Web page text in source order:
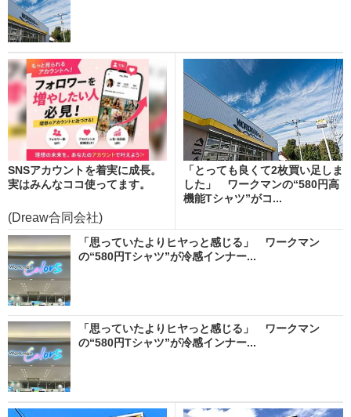
SNSアカウントを着実に成長。
実はみんなココ使ってます。
(Dreaw合同会社)
「とっても良くて2枚買い足しま
した」 ワークマンの“580円高
機能Tシャツ”がコ...
「思っていたよりヒヤっと感じる」 ワークマン
の“580円Tシャツ”が冷感インナー...
「思っていたよりヒヤっと感じる」 ワークマン
の“580円Tシャツ”が冷感インナー...